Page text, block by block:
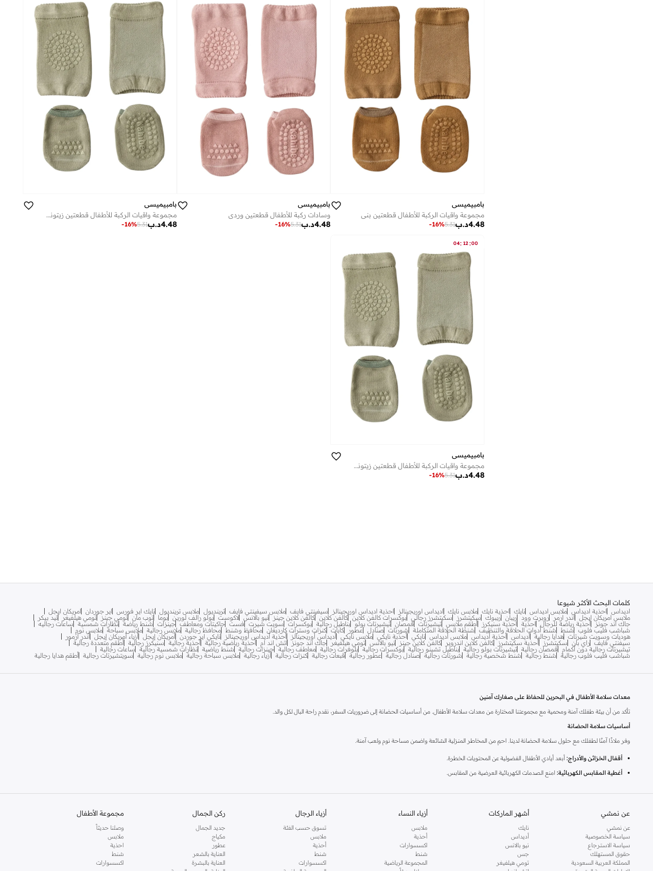
بامبيميسي
مجموعة واقيات الركبة للأطفال قطعتين بني
د.ب4.48
5.31
-16%
بامبيميسي
وسادات ركبة للأطفال قطعتين وردي
د.ب4.48
5.31
-16%
بامبيميسي
مجموعة واقيات الركبة للأطفال قطعتين زيتوني
د.ب4.48
5.31
-16%
04: 12 :00
بامبيميسي
مجموعة واقيات الركبة للأطفال قطعتين زيتوني
د.ب4.48
5.31
-16%
كلمات البحث الأكثر شيوعا
اديداس احذية اديداس ملابس اديداس نايك احذية نايك ملابس نايك اديداس اوريجينالز احذية اديداس اوريجينالز سيفينتي فايف ملابس سيفينتي فايف ترينديول ملابس ترينديول نايك اير فورس اير جوردان
امريكان ايجل
ملابس امريكان ايجل اندر ارمر روبرت وود ريبان ريبوك سكيتشرز سكيتشرز رجالي بوكسرات كالفن كلاين كالفن كلاين كالفن كلاين جينز نيو بالانس لاكوست بولو رالف لورين بوما توب مان تومي جينز تومي هيلفيغر
تيد بيكر
جاك اند جونز أحذية رياضة للرجال احذية احذية سنيكرز أطقم ملابس تيشيرتات قمصان تيشيرتات بولو بناطيل رجالية بوكسرات سويت شيرت فست جاكيتات ومعاطف جينزات شنط رياضة نظارات شمسية
ساعات رجاليه
شباشب فليب فلوب شنط شنط أدوات الحلاقة والتنظيف شنطة الحلاقة المتكاملة شورتات صنادل عطور كابات كنزات وسترات كارديغان محافظ وشنط محافظ رجالية ملابس رجالية ملابس سباحة ملابس نوم
هوديات وسويت شيرتات هدايا رجالية أديداس أحذية أديداس ملابس أديداس نايكي أحذبة نايكي ملابس نايكي أديداس أوريجينالز أحذية أديداس أوريجينالز نايكي اير جوردن أمريكان إيجل أزياء أمريكان إيجل أندر آرمور
سيفنتي فايف راي بان سكيتشرز أحذية سكيتشرز كالفن كلاين اندروير كالفن كلاين جينز نيو بالانس تومي هيلفيغر جاك اند جونز اتش اند ام أحذية رياضية رجالية أحذية رجالية سنيكرز رجالية أطقم متعددة رجالية
تيشيرتات رجالية دون أكمام
قمصان رجالية تيشيرتات بولو رجالية بناطيل تشينو رجالية بوكسرات رجالية بلوفرات رجالية معاطف رجالية جينزات رجالية شنط رياضية نظارات شمسية رجالية
ساعات رجالية
شباشب فليب فلوب رجالية
شنط رجالية شنط شخصية رجالية شورتات رجالية صنادل رجالية عطور رجالية قبعات رجالية كنزات رجالية أزياء رجالية ملابس سباحة رجالية ملابس نوم رجالية سويتشيرتات رجالية أطقم هدايا رجالية
معدات سلامة الأطفال في البحرين للحفاظ على صغارك آمنين
تأكد من أن بيئة طفلك آمنة ومحمية مع مجموعتنا المختارة من معدات سلامة الأطفال. من أساسيات الحضانة إلى ضروريات السفر، نقدم راحة البال لكل والد.
أساسيات سلامة الحضانة
وفر ملاذًا آمنًا لطفلك مع حلول سلامة الحضانة لدينا. احمِ من المخاطر المنزلية الشائعة واضمن مساحة نوم ولعب آمنة.
أقفال الخزائن والأدراج: أبعد أيادي الأطفال الفضولية عن المحتويات الخطرة.
أغطية المقابس الكهربائية: امنع الصدمات الكهربائية العرضية من المقابس.
مراقبة الأطفال:
راقب طفلك واسمع له من أي مكان في المنزل.
حلول النوم الآمن
أعطِ الأولوية للنوم الآمن مع منتجات مصممة لتقليل المخاطر وتعزيز ليالٍ مريحة لكل من الطفل والوالدين.
مراتب وأغطية أسرة الأطفال: خيارات متينة وجيدة التهوية مصممة لسلامة الرضع.
عن نمشي
عن نمشي
سياسة الخصوصية
سياسة الاسترجاع
حقوق المستهلك
المملكة العربية السعودية
أشهر الماركات
نايك
أديداس
نيو بالانس
جس
تومي هيلفيغر
أزياء النساء
ملابس
أحذية
اكسسوارات
شنط
المجموعة الرياضية
أزياء الرجال
تسوق حسب الفئة
ملابس
أحذية
شنط
اكسسوارات
ركن الجمال
جديد الجمال
مكياج
عطور
العناية بالشعر
العناية بالبشرة
مجموعة الأطفال
وصلنا حديثاً
ملابس
احذية
شنط
اكسسوارات